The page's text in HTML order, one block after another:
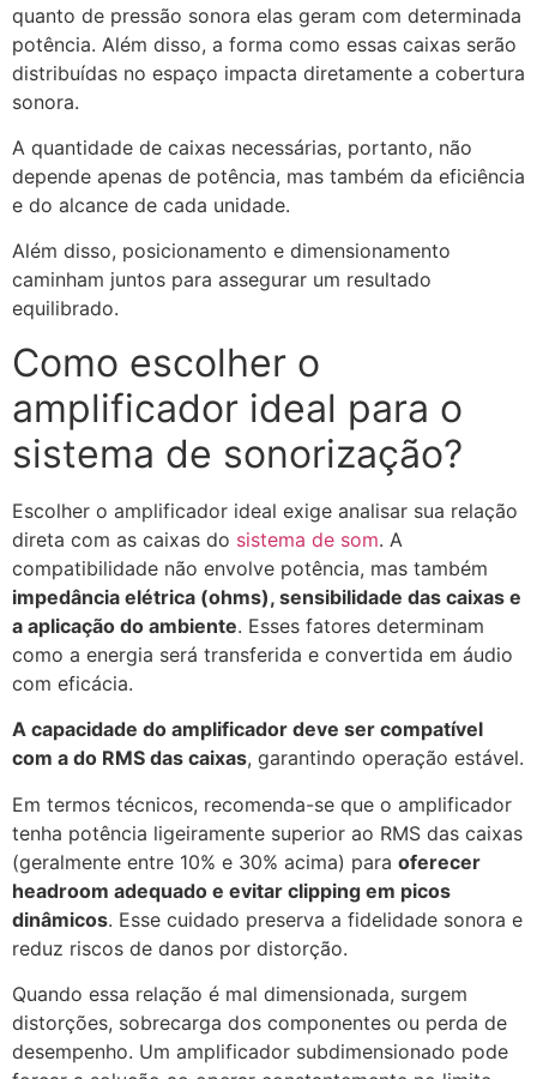
quanto de pressão sonora elas geram com determinada
potência. Além disso, a forma como essas caixas serão
distribuídas no espaço impacta diretamente a cobertura
sonora.
A quantidade de caixas necessárias, portanto, não
depende apenas de potência, mas também da eficiência
e do alcance de cada unidade.
Além disso, posicionamento e dimensionamento
caminham juntos para assegurar um resultado
equilibrado.
Como escolher o
amplificador ideal para o
sistema de sonorização?
Escolher o amplificador ideal exige analisar sua relação
direta com as caixas do sistema de som. A
compatibilidade não envolve potência, mas também
impedância elétrica (ohms), sensibilidade das caixas e
a aplicação do ambiente. Esses fatores determinam
como a energia será transferida e convertida em áudio
com eficácia.
A capacidade do amplificador deve ser compatível
com a do RMS das caixas, garantindo operação estável.
Em termos técnicos, recomenda-se que o amplificador
tenha potência ligeiramente superior ao RMS das caixas
(geralmente entre 10% e 30% acima) para oferecer
headroom adequado e evitar clipping em picos
dinâmicos. Esse cuidado preserva a fidelidade sonora e
reduz riscos de danos por distorção.
Quando essa relação é mal dimensionada, surgem
distorções, sobrecarga dos componentes ou perda de
desempenho. Um amplificador subdimensionado pode